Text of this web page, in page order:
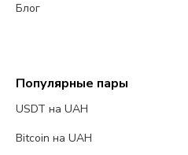
Блог
Популярные пары
USDT на UAH
Bitcoin на UAH